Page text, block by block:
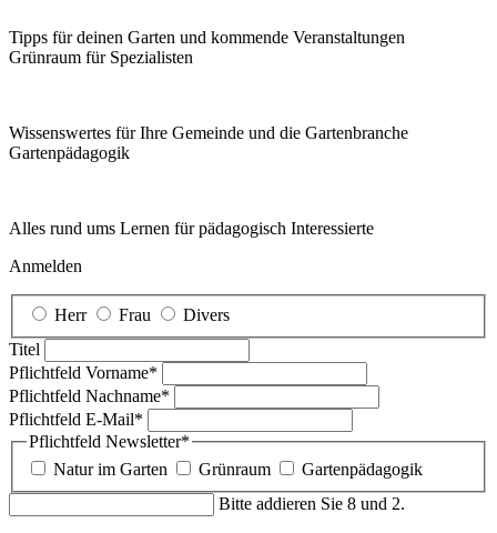
Tipps für deinen Garten und kommende Veranstaltungen
Grünraum für Spezialisten
Wissenswertes für Ihre Gemeinde und die Gartenbranche
Garten­pädagogik
Alles rund ums Lernen für pädagogisch Interessierte
Anmelden
Herr Frau
Divers
Titel
Pflichtfeld Vorname*
Pflichtfeld Nachname*
Pflichtfeld E-Mail*
Pflichtfeld Newsletter*
Natur im Garten
Grünraum
Gartenpädagogik
Bitte addieren Sie 8 und 2.